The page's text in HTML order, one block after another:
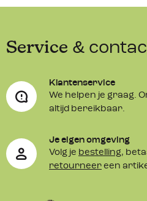
Service &
Klantenservice
We helpen je graag.
altijd bereikbaar.
Je eigen omgeving
Volg je bestelling,
retourneer een